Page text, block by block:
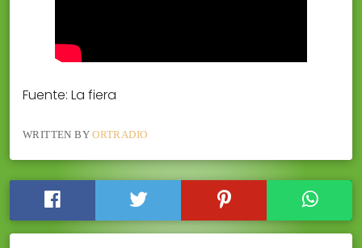
Fuente: La fiera
WRITTEN BYORTRADIO